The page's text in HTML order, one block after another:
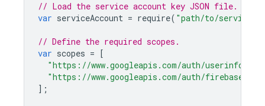
// Load the service account key JSON file.
var serviceAccount = require( "path/to/
// Define the required scopes.
var scopes = [
"https://www.googleapis.com/auth/
"https://www.googleapis.com/auth/
];